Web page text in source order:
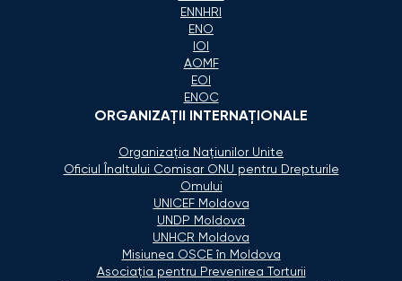
ENNHRI
ENO
IOI
AOMF
EOI
ENOC
ORGANIZAŢII INTERNAŢIONALE
Organizaţia Naţiunilor Unite
Oficiul Înaltului Comisar ONU pentru Drepturile
Omului
UNICEF Moldova
UNDP Moldova
UNHCR Moldova
Misiunea OSCE în Moldova
Asociaţia pentru Prevenirea Torturii